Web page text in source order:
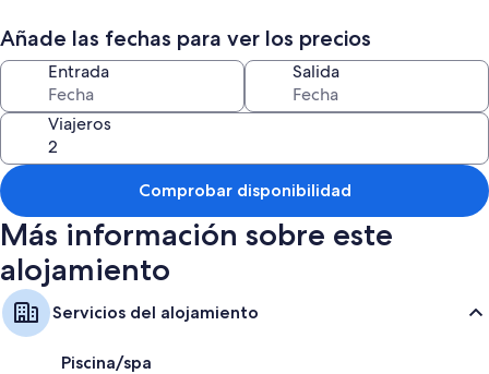
cuenta con una zona recreativa y rutas señalizadas ideales para realizar
senderismo, bicicleta, montar a caballo, etc.
Añade las fechas para ver los precios
Entrada Salida
Viajeros
Comprobar disponibilidad
Más información sobre este
alojamiento
Servicios del alojamiento
Piscina/spa